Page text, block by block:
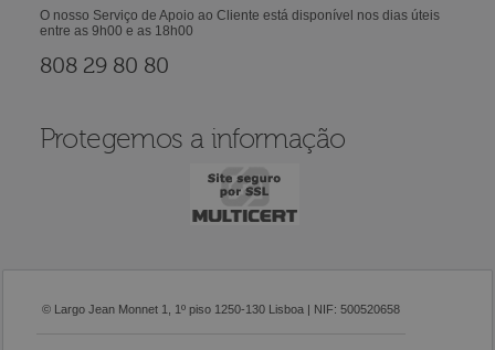
O nosso Serviço de Apoio ao Cliente está disponível nos dias úteis
entre as 9h00 e as 18h00
808 29 80 80
Protegemos a informação
© Largo Jean Monnet 1, 1º piso 1250-130 Lisboa | NIF: 500520658